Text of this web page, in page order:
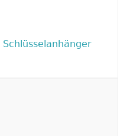
Schlüsselanhänger